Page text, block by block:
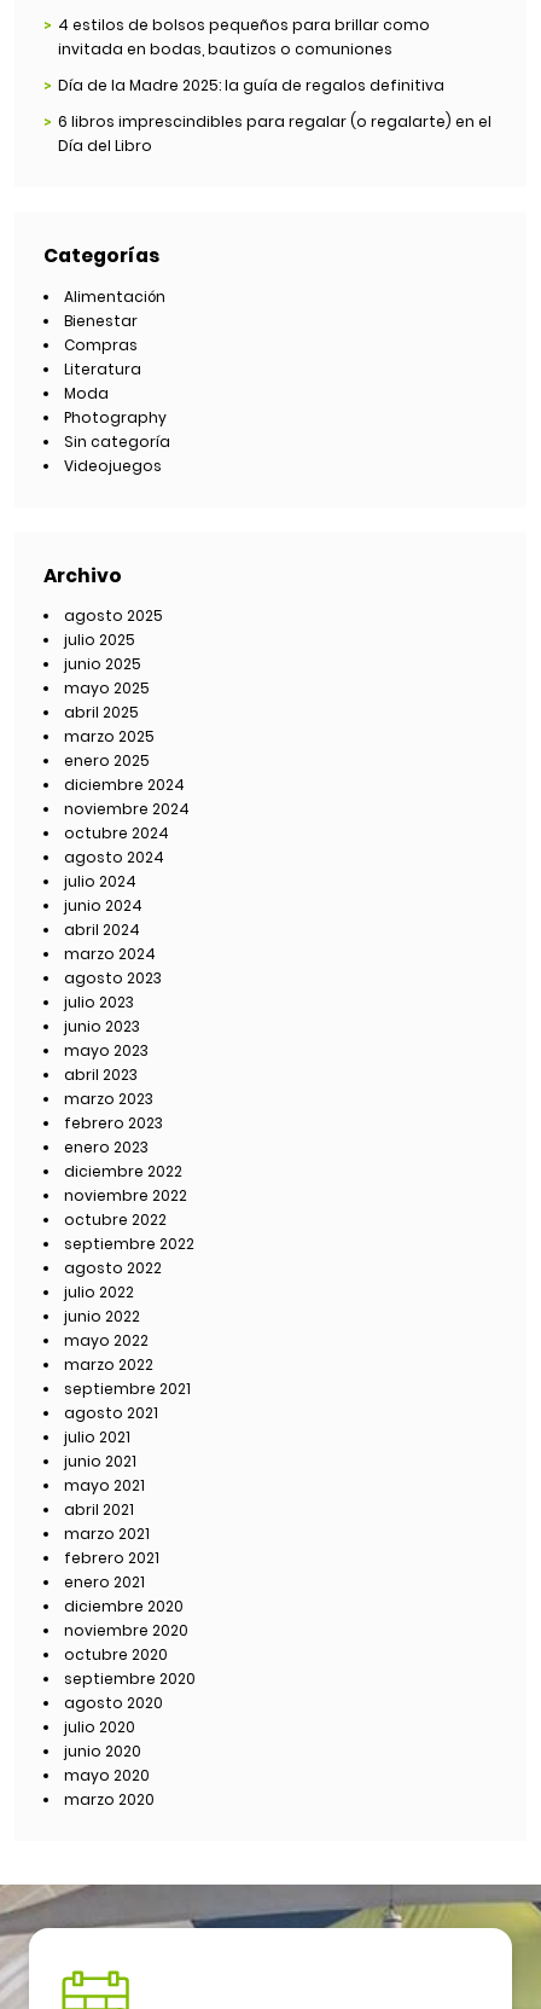
4 estilos de bolsos pequeños para brillar como
invitada en bodas, bautizos o comuniones
Día de la Madre 2025: la guía de regalos definitiva
6 libros imprescindibles para regalar (o regalarte) en el
Día del Libro
Categorías
Alimentación
Bienestar
Compras
Literatura
Moda
Photography
Sin categoría
Videojuegos
Archivo
agosto 2025
julio 2025
junio 2025
mayo 2025
abril 2025
marzo 2025
enero 2025
diciembre 2024
noviembre 2024
octubre 2024
agosto 2024
julio 2024
junio 2024
abril 2024
marzo 2024
agosto 2023
julio 2023
junio 2023
mayo 2023
abril 2023
marzo 2023
febrero 2023
enero 2023
diciembre 2022
noviembre 2022
octubre 2022
septiembre 2022
agosto 2022
julio 2022
junio 2022
mayo 2022
marzo 2022
septiembre 2021
agosto 2021
julio 2021
junio 2021
mayo 2021
abril 2021
marzo 2021
febrero 2021
enero 2021
diciembre 2020
noviembre 2020
octubre 2020
septiembre 2020
agosto 2020
julio 2020
junio 2020
mayo 2020
marzo 2020